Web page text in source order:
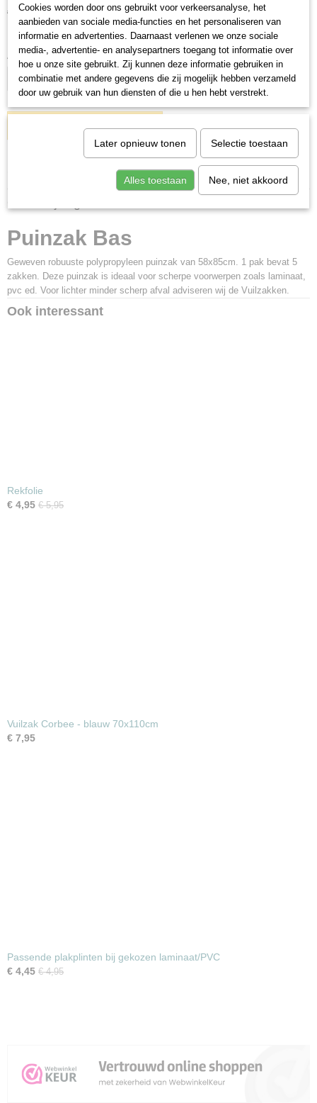
€ 8,95 € 7,45 (inclusief btw 21%)
Levertijd 3 tot 5 dagen
Aantal
633794
Afmetingen (l,b,h)
0 x 58 x 85 cm
Puinzak Bas
Geweven robuuste polypropyleen puinzak van 58x85cm. 1 pak bevat 5
zakken. Deze puinzak is ideaal voor scherpe voorwerpen zoals laminaat,
pvc ed. Voor lichter minder scherp afval adviseren wij de Vuilzakken.
Ook interessant
Rekfolie
€ 4,95 € 5,95
Vuilzak Corbee - blauw 70x110cm
€ 7,95
Passende plakplinten bij gekozen laminaat/PVC
€ 4,45 € 4,95
Cookies worden door ons gebruikt voor verkeersanalyse, het
aanbieden van sociale media-functies en het personaliseren van
informatie en advertenties. Daarnaast verlenen we onze sociale
media-, advertentie- en analysepartners toegang tot informatie over
hoe u onze site gebruikt. Zij kunnen deze informatie gebruiken in
combinatie met andere gegevens die zij mogelijk hebben verzameld
door uw gebruik van hun diensten of die u hen hebt verstrekt.
Later opnieuw tonen Selectie toestaan
Alles toestaan Nee, niet akkoord